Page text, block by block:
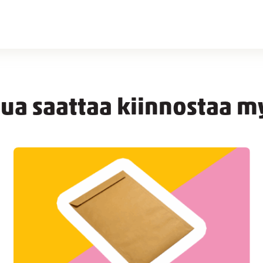
saattaa kiinnostaa